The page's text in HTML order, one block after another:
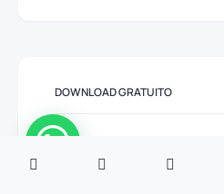
DOWNLOAD GRATUITO